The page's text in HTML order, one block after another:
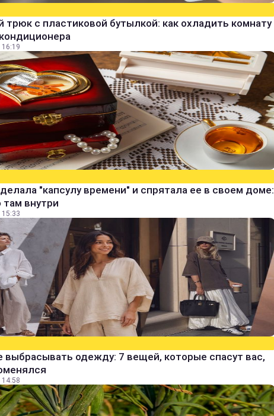
трюк с пластиковой бутылкой: как охладить комнату
16:19
"капсулу времени" и спрятала ее в своем доме:
там внутри
15:33
выбрасывать одежду: 7 вещей, которые спасут вас,
14:58